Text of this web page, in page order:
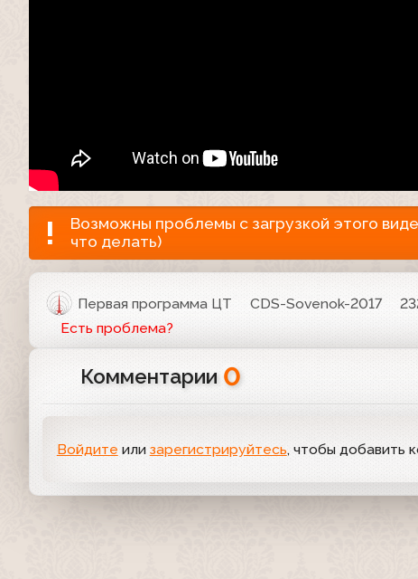
Возможны проблемы с загрузкой этого
что делать)
Первая программа ЦТ CDS-Sovenok-2017
Есть проблема?
Комментарии 0
Войдите или зарегистрируйтесь, чтобы добавить